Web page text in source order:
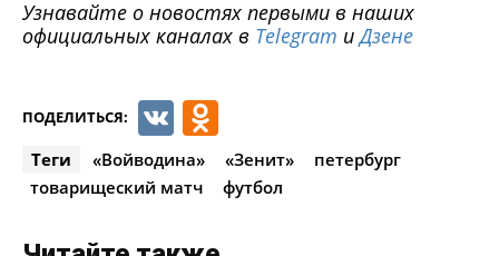
Узнавайте о новостях первыми в наших
официальных каналах в Telegram иДзене
ПОДЕЛИТЬСЯ: VK
Теги «Войводина» «Зенит»
петербург
товарищеский матч
футбол